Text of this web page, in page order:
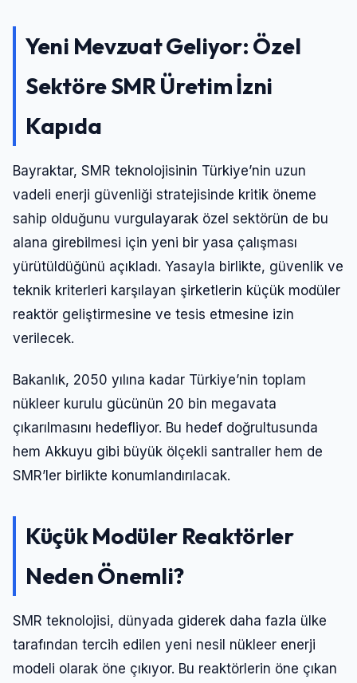
Yeni Mevzuat Geliyor: Özel
Sektöre SMR Üretim İzni
Kapıda
Bayraktar, SMR teknolojisinin Türkiye’nin uzun
vadeli enerji güvenliği stratejisinde kritik öneme
sahip olduğunu vurgulayarak özel sektörün de bu
alana girebilmesi için yeni bir yasa çalışması
yürütüldüğünü açıkladı. Yasayla birlikte, güvenlik ve
teknik kriterleri karşılayan şirketlerin küçük modüler
reaktör geliştirmesine ve tesis etmesine izin
verilecek.
Bakanlık, 2050 yılına kadar Türkiye’nin toplam
nükleer kurulu gücünün 20 bin megavata
çıkarılmasını hedefliyor. Bu hedef doğrultusunda
hem Akkuyu gibi büyük ölçekli santraller hem de
SMR’ler birlikte konumlandırılacak.
Küçük Modüler Reaktörler
Neden Önemli?
SMR teknolojisi, dünyada giderek daha fazla ülke
tarafından tercih edilen yeni nesil nükleer enerji
modeli olarak öne çıkıyor. Bu reaktörlerin öne çıkan